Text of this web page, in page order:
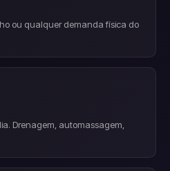
ou qualquer demanda física do
Drenagem, automassagem,